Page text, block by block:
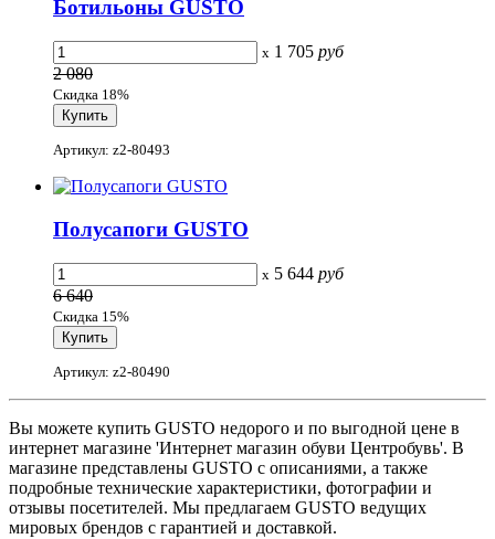
Ботильоны GUSTO
x 1 705 руб
2 080
Скидка 18%
Артикул: z2-80493
Полусапоги GUSTO
x 5 644 руб
6 640
Скидка 15%
Артикул: z2-80490
Вы можете купить GUSTO недорого и по выгодной цене в
интернет магазине 'Интернет магазин обуви Центробувь'. В
магазине представлены GUSTO с описаниями, а также
подробные технические характеристики, фотографии и
отзывы посетителей. Мы предлагаем GUSTO ведущих
мировых брендов с гарантией и доставкой.